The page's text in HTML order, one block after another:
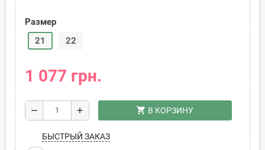
Размер
21
22
1 077 грн.
remove add shopping_cart В КОРЗИНУ
БЫСТРЫЙ ЗАКАЗ